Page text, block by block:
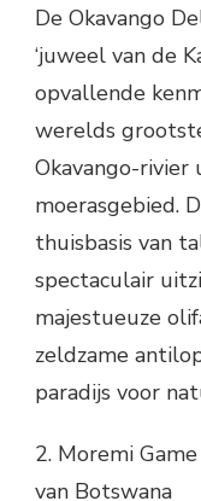
De Okavango
‘juweel van de
opvallende
werelds
Okavango-
moerasgebied.
thuisbasis van
spectaculair
majestueuze
zeldzame
paradijs voor
2. Moremi
van Botswana